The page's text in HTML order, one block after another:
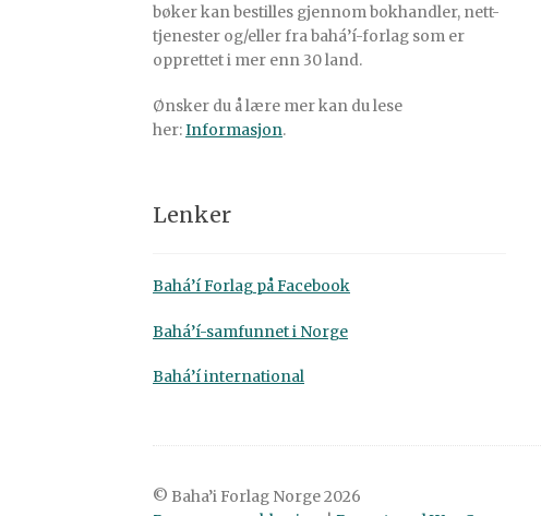
bøker kan bestilles gjennom bokhandler, nett-
tjenester og/eller fra bahá’í-forlag som er
opprettet i mer enn 30 land.
Ønsker du å lære mer kan du lese
her:Informasjon.
Lenker
Bahá’í Forlag på Facebook
Bahá’í-samfunnet i Norge
Bahá’í international
© Baha’i Forlag Norge 2026